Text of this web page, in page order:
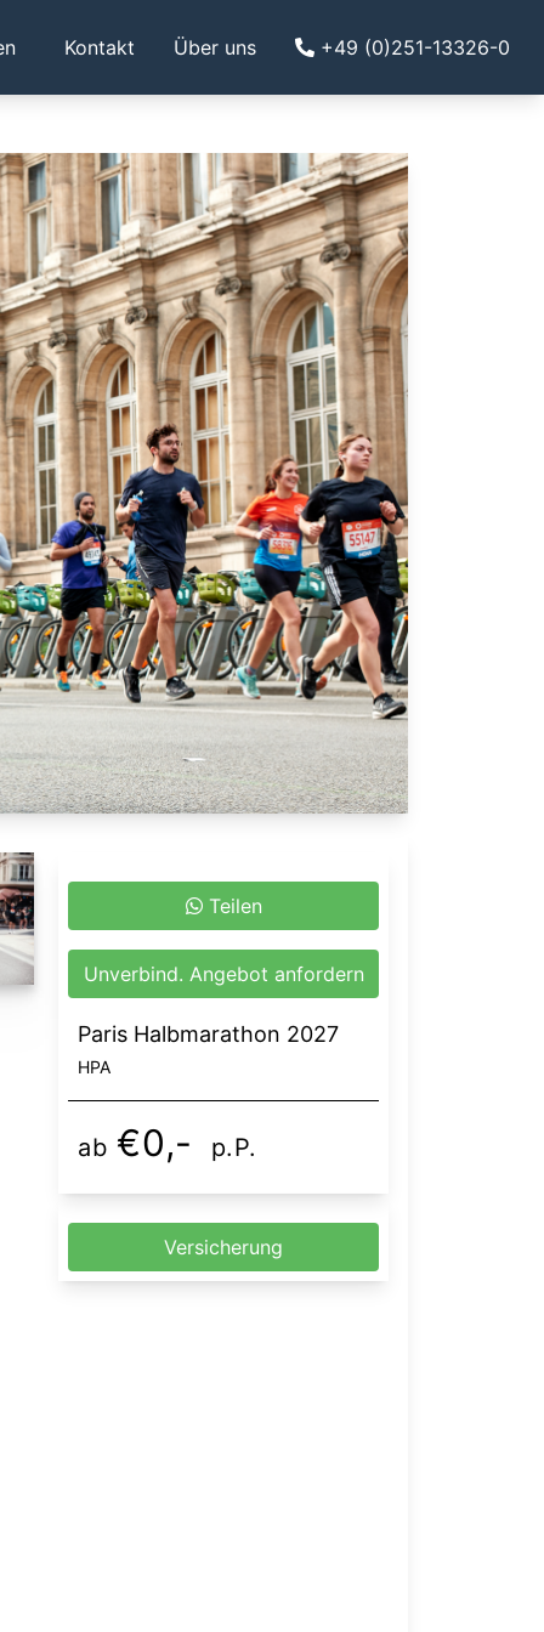
Kontakt Über uns +49 (0)251-13326-0
Teilen
Unverbind. Angebot anfordern
Paris Halbmarathon 2027
HPA
ab €0,- p.P.
Versicherung